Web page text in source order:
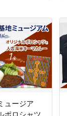
ュージア
ポロシャツ